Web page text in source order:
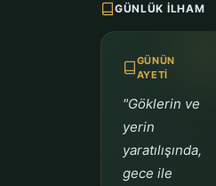
GÜNLÜK İLHAM
GÜNÜN
AYETI
"Göklerin ve
yerin
yaratılışında,
gece ile